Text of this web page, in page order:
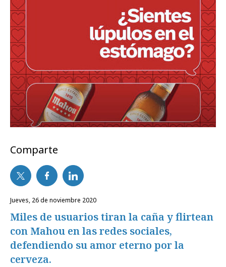
Comparte
jueves, 26 de noviembre 2020
Miles de usuarios tiran la caña y flirtean
con Mahou en las redes sociales,
defendiendo su amor eterno por la
cerveza.